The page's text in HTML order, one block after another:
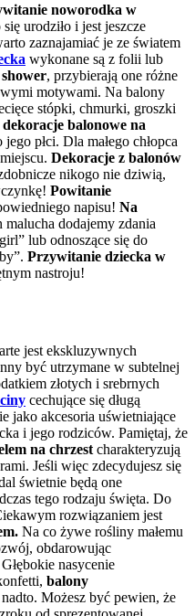
noworodka w
urodziło i jest jeszcze
zaznajamiać je ze światem
wykonane są z folii lub
, przybierają one różne
motywami. Na balony
stópki, chmurki, groszki
dekoracje balonowe na
płci. Dla małego chłopca
Dekoracje z balonów
nikogo nie dziwią,
Powitanie
napisu! Na
dodajemy zdania
lub odnoszące się do
Przywitanie dziecka w
nastroju!
jest ekskluzywnych
być utrzymane w subtelnej
złotych i srebrnych
cechujące się długą
jako akcesoria uświetniające
i jego rodziców. Pamiętaj, że
na chrzest charakteryzują
Jeśli więc zdecydujesz się
świetnie będą one
tego rodzaju święta. Do
rozwiązaniem jest
Na co żywe rośliny małemu
obdarowując
nasycenie
balony
Możesz być pewien, że